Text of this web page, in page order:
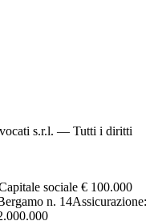
s.r.l. — Tutti i diritti
sociale € 100.000
n. 14Assicurazione: